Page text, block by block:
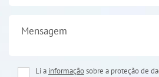
Mensagem
Li a informaçãosobre a proteção de